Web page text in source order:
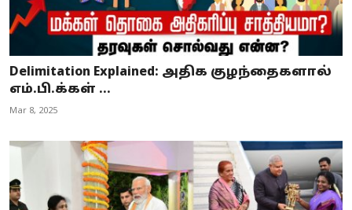
Delimitation Explained: அதிக குழந்தைகளால்
எம்.பி.க்கள் ...
Mar 8, 2025